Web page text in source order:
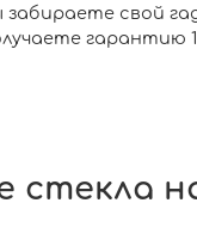
забираете свой
гарантию
стекла